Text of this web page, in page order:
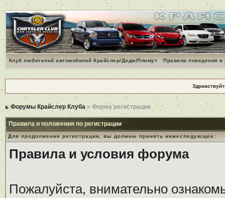
Клуб любителей автомобилей Крайслер/Додж/Плимут Правила поведения
Форумы Крайслер Клуба » Форма регистрации
Правила и положения по регистрации
Для продолжения регистрации, вы должны принять нижеследующее:
Правила и условия форума
Пожалуйста, внимательно